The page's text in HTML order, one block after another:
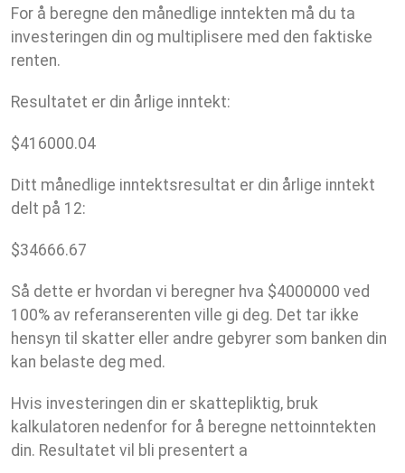
For å beregne den månedlige inntekten må du ta
investeringen din og multiplisere med den faktiske
renten.
Resultatet er din årlige inntekt:
$416000.04
Ditt månedlige inntektsresultat er din årlige inntekt
delt på 12:
$34666.67
Så dette er hvordan vi beregner hva $4000000 ved
100% av referanserenten ville gi deg. Det tar ikke
hensyn til skatter eller andre gebyrer som banken din
kan belaste deg med.
Hvis investeringen din er skattepliktig, bruk
kalkulatoren nedenfor for å beregne nettoinntekten
din. Resultatet vil bli presentert a